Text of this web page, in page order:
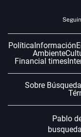
PolíticaInformación
Ambiente
Financial times
Sobre Búsqueda
Pablo